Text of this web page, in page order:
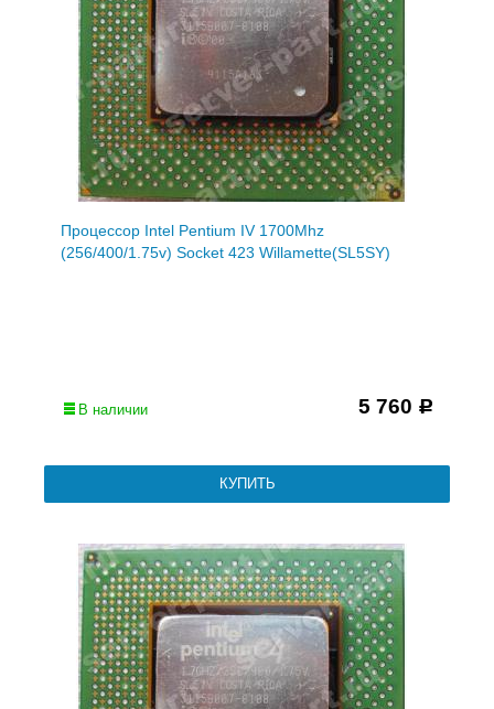
Процессор Intel Pentium IV 1700Mhz
(256/400/1.75v) Socket 423 Willamette(SL5SY)
В наличии 5 760 Р